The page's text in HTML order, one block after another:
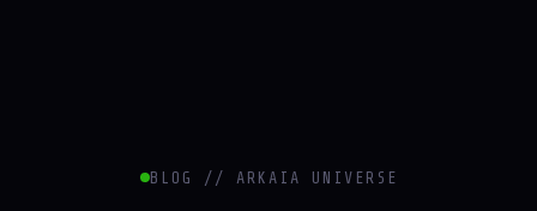
BLOG // ARKAIA UNIVERSE